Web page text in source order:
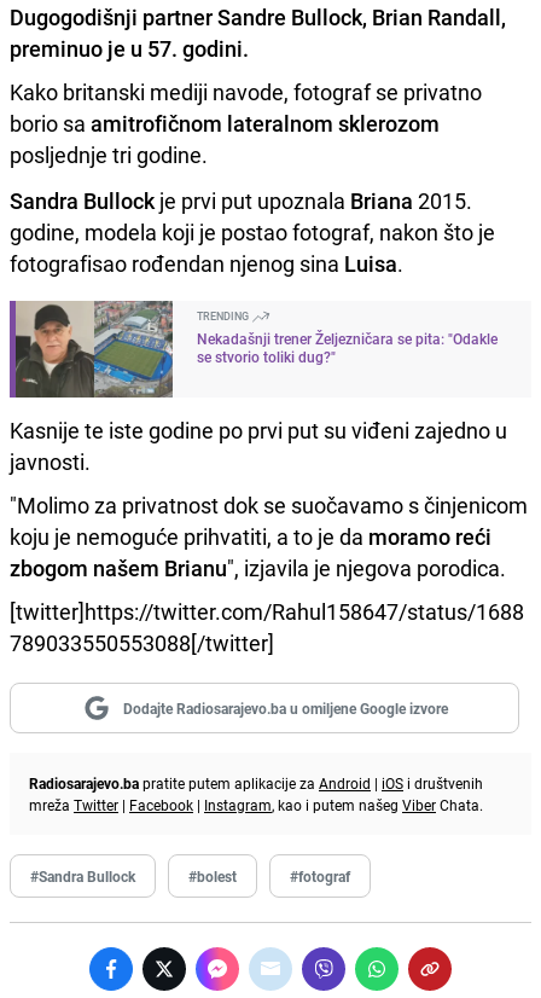
Dugogodišnji partner Sandre Bullock, Brian Randall,
preminuo je u 57. godini.
Kako britanski mediji navode, fotograf se privatno
borio sa amitrofičnom lateralnom sklerozom
posljednje tri godine.
Sandra Bullock je prvi put upoznala Briana 2015.
godine, modela koji je postao fotograf, nakon što je
fotografisao rođendan njenog sina Luisa.
TRENDING
Nekadašnji trener Željezničara se pita: "Odakle
se stvorio toliki dug?"
Kasnije te iste godine po prvi put su viđeni zajedno u
javnosti.
"Molimo za privatnost dok se suočavamo s činjenicom
koju je nemoguće prihvatiti, a to je da moramo reći
zbogom našem Brianu", izjavila je njegova porodica.
[twitter]https://twitter.com/Rahul158647/status/1688
789033550553088[/twitter]
Dodajte Radiosarajevo.ba u omiljene Google izvore
Radiosarajevo.bapratite putem aplikacije za Android | iOS i društvenih
mreža Twitter | Facebook | Instagram, kao i putem našeg ViberChata.
#Sandra Bullock #bolest #fotograf